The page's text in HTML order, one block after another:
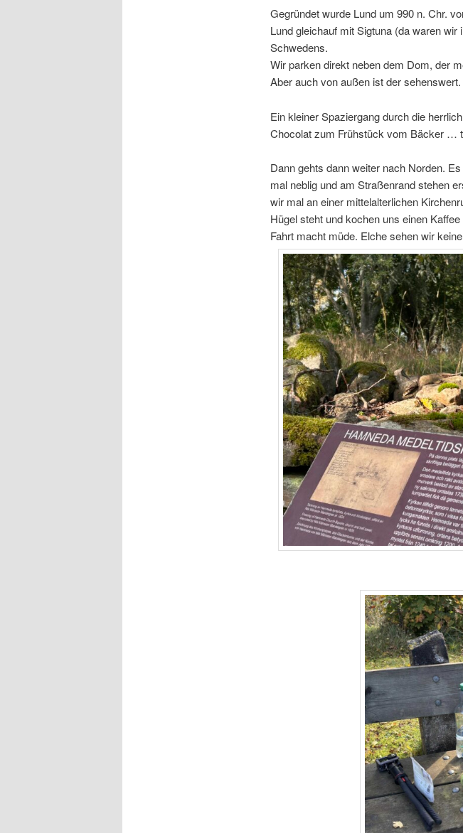
Gegründet wurde Lund um 990 n. Chr.
Lund gleichauf mit Sigtuna (da waren
Schwedens.
Wir parken direkt neben dem Dom, der
Aber auch von außen ist der sehenswert.
Ein kleiner Spaziergang durch die
Chocolat zum Frühstück vom Bäcker …
Dann gehts dann weiter nach Norden.
mal neblig und am Straßenrand stehen
wir mal an einer mittelalterlichen
Hügel steht und kochen uns einen
Fahrt macht müde. Elche sehen wir